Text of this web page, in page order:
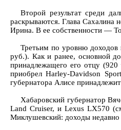
Второй результат среди
раскрываются. Глава Сахалина
Ирина. В ее собственности —
Третьим по уровню доходов
руб.). Как и ранее, основной
принадлежащего его отцу
приобрел Harley-Davidson
губернатора Алисе
Хабаровский губернатор
Land Cruiser, и Lexus LX570
Миклушевский: доходы недавно